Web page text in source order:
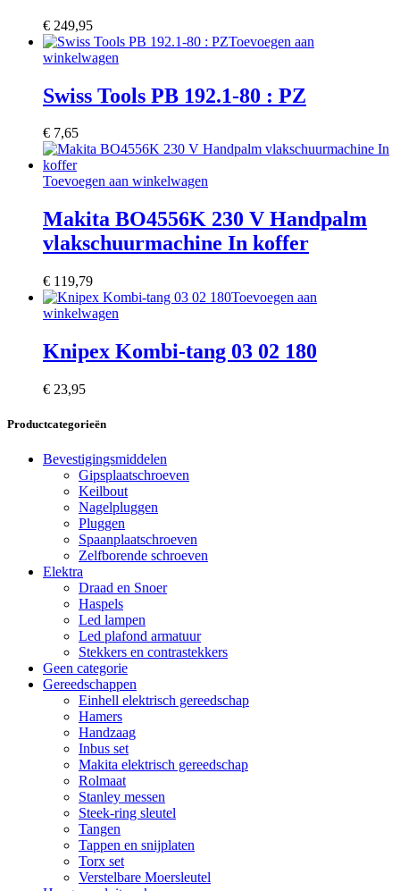
€ 249,95
Toevoegen aan
winkelwagen
Swiss Tools PB 192.1-80 : PZ
€ 7,65
Toevoegen aan winkelwagen
Makita BO4556K 230 V Handpalm
vlakschuurmachine In koffer
€ 119,79
Toevoegen aan
winkelwagen
Knipex Kombi-tang 03 02 180
€ 23,95
Productcategorieën
Bevestigingsmiddelen
Gipsplaatschroeven
Keilbout
Nagelpluggen
Pluggen
Spaanplaatschroeven
Zelfborende schroeven
Elektra
Draad en Snoer
Haspels
Led lampen
Led plafond armatuur
Stekkers en contrastekkers
Geen categorie
Gereedschappen
Einhell elektrisch gereedschap
Hamers
Handzaag
Inbus set
Makita elektrisch gereedschap
Rolmaat
Stanley messen
Steek-ring sleutel
Tangen
Tappen en snijplaten
Torx set
Verstelbare Moersleutel